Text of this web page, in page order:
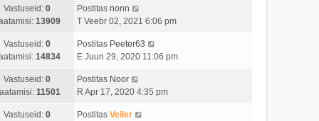
Vastuseid: 0
13909
Postitas nonn
T Veebr 02, 2021 6:06 pm
Vastuseid: 0
14834
Postitas Peeter63
E Juun 29, 2020 11:06 pm
Vastuseid: 0
11501
Postitas Noor
R Apr 17, 2020 4:35 pm
Vastuseid: 0
Postitas Veiler